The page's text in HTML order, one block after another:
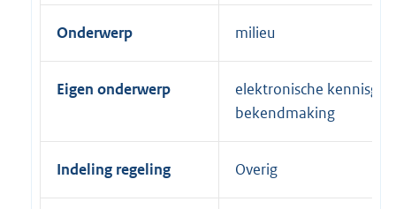
Onderwerp milieu
Eigen onderwerp
elektronische
bekendmaking
Indeling regeling Overig